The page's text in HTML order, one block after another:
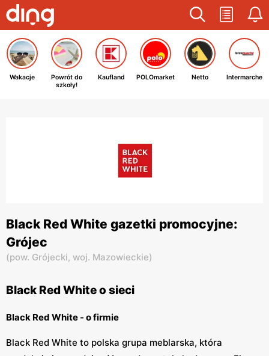
Wakacje
Powrót do
szkoły!
Kaufland POLOmarket Netto Intermarche
Black Red White gazetki promocyjne:
Grójec
(pow. Grójecki, woj. Mazowieckie)
Black Red White o sieci
Black Red White - o firmie
Black Red White to polska grupa meblarska, która